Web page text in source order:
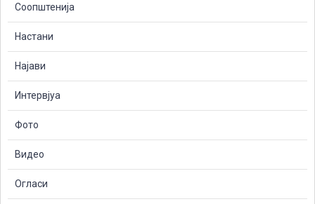
Соопштенија
Настани
Најави
Интервјуа
Фото
Видео
Огласи